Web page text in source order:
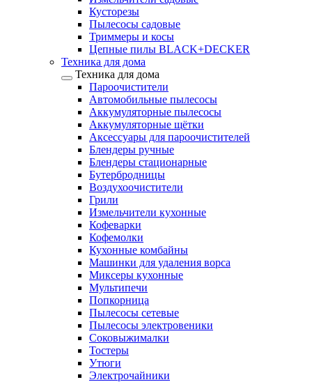
Кусторезы
Пылесосы садовые
Триммеры и косы
Цепные пилы BLACK+DECKER
Техника для дома
Техника для дома
Пароочистители
Автомобильные пылесосы
Аккумуляторные пылесосы
Аккумуляторные щётки
Аксессуары для пароочистителей
Блендеры ручные
Блендеры стационарные
Бутербродницы
Воздухоочистители
Грили
Измельчители кухонные
Кофеварки
Кофемолки
Кухонные комбайны
Машинки для удаления ворса
Миксеры кухонные
Мультипечи
Попкорница
Пылесосы сетевые
Пылесосы электровеники
Соковыжималки
Тостеры
Утюги
Электрочайники